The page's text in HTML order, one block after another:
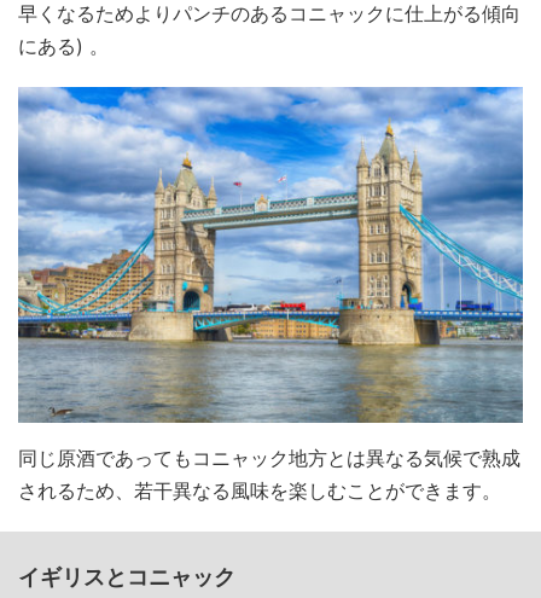
早くなるためよりパンチのあるコニャックに仕上がる傾向
にある) 。
同じ原酒であってもコニャック地方とは異なる気候で熟成
されるため、若干異なる風味を楽しむことができます。
イギリスとコニャック